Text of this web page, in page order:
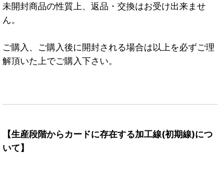
未開封商品の性質上、返品・交換はお受け出来ませ
ん。
ご購入、ご購入後に開封される場合は以上を必ずご理
解頂いた上でご購入下さい。
【生産段階からカードに存在する加工線(初期線)につ
いて】